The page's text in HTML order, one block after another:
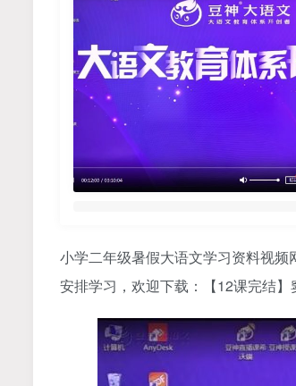
小学二年级暑假大语文学习资料视
安排学习，欢迎下载：【12课完结